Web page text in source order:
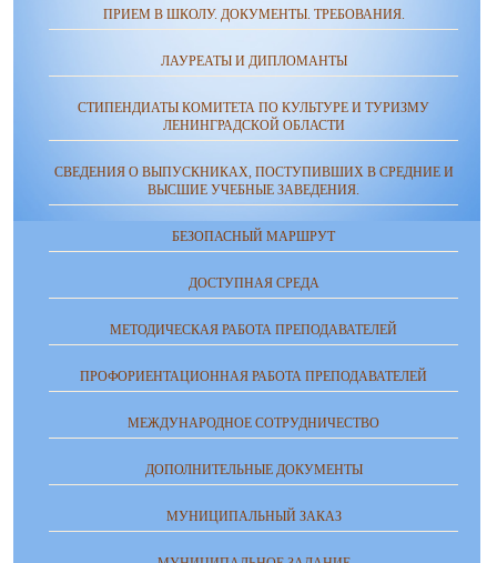
ПРИЕМ В ШКОЛУ. ДОКУМЕНТЫ. ТРЕБОВАНИЯ.
ЛАУРЕАТЫ И ДИПЛОМАНТЫ
СТИПЕНДИАТЫ КОМИТЕТА ПО КУЛЬТУРЕ И ТУРИЗМУ
ЛЕНИНГРАДСКОЙ ОБЛАСТИ
СВЕДЕНИЯ О ВЫПУСКНИКАХ, ПОСТУПИВШИХ В СРЕДНИЕ И
ВЫСШИЕ УЧЕБНЫЕ ЗАВЕДЕНИЯ.
БЕЗОПАСНЫЙ МАРШРУТ
ДОСТУПНАЯ СРЕДА
МЕТОДИЧЕСКАЯ РАБОТА ПРЕПОДАВАТЕЛЕЙ
ПРОФОРИЕНТАЦИОННАЯ РАБОТА ПРЕПОДАВАТЕЛЕЙ
МЕЖДУНАРОДНОЕ СОТРУДНИЧЕСТВО
ДОПОЛНИТЕЛЬНЫЕ ДОКУМЕНТЫ
МУНИЦИПАЛЬНЫЙ ЗАКАЗ